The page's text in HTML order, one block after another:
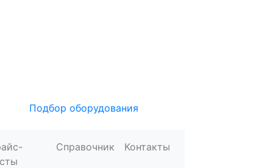
Подбор оборудования
Справочник Контакты